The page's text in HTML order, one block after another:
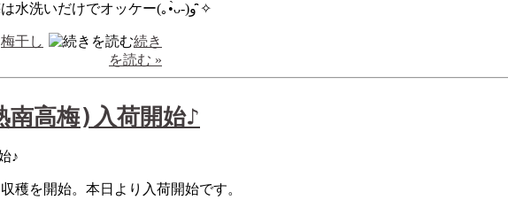
ほぞ(なりくち)を取ったら烏の行水。 完熟梅は水洗いだけでオッケー(｡•̀ᴗ-)و ̑̑✧
梅干し
続き
を読む »
南高梅)入荷開始♪
穫を開始。本日より入荷開始です。